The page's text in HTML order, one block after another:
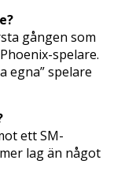
gången som
spelare.
egna” spelare
ett SM-
lag än något